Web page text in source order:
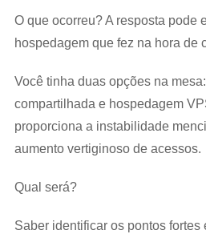
O que ocorreu? A resposta pode
hospedagem que fez na hora de
Você tinha duas opções na
compartilhada e hospedagem
proporciona a instabilidade
aumento vertiginoso de acessos.
Qual será?
Saber identificar os pontos fortes